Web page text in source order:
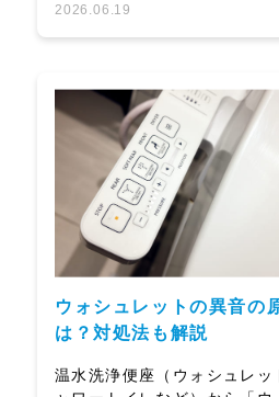
2026.06.19
ウォシュレットの異音の
は？対処法も解説
温水洗浄便座（ウォシュレッ